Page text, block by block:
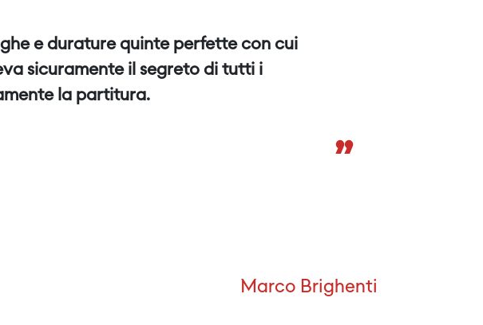
e durature quinte perfette con cui
sicuramente il segreto di tutti i
la partitura.
”
Marco Brighenti